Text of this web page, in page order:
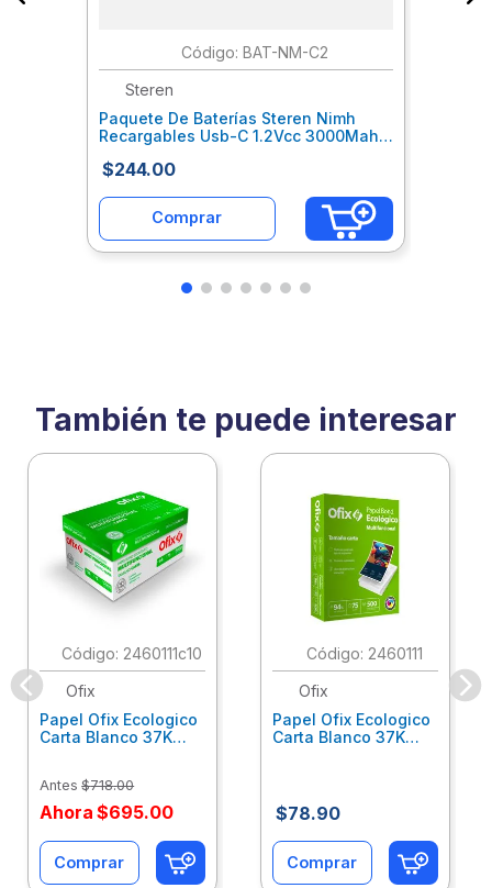
: BAT-NM-C2
Steren
Paquete De Baterías Steren Nimh
Recargables Usb-C 1.2Vcc 3000Mah
$244.00
Comprar
También te puede interesar
: 2460111c10
Ofix
Papel Ofix Ecologico
Carta Blanco 37K
Antes $718.00
Ahora $695.00
Comprar
: 2460111
Ofix
Papel Ofix Ecologico
Carta Blanco 37K
$78.90
Comprar